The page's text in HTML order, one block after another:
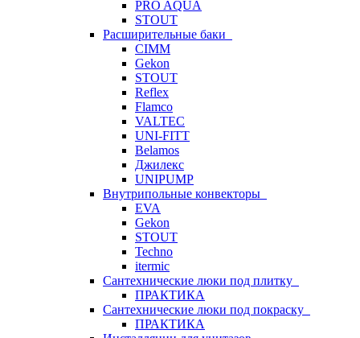
PRO AQUA
STOUT
Расширительные баки
CIMM
Gekon
STOUT
Reflex
Flamco
VALTEC
UNI-FITT
Belamos
Джилекс
UNIPUMP
Внутрипольные конвекторы
EVA
Gekon
STOUT
Techno
itermic
Сантехнические люки под плитку
ПРАКТИКА
Сантехнические люки под покраску
ПРАКТИКА